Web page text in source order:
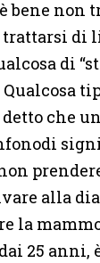
bene non
trattarsi di
di
che un
alla
la
25 anni,